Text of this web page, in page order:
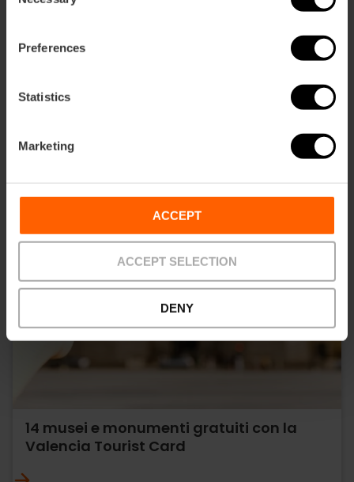
Preferences
Statistics
Marketing
ACCEPT
ACCEPT SELECTION
DENY
Potrebbe interessarti anche
14 musei e monumenti gratuiti con la
Valencia Tourist Card